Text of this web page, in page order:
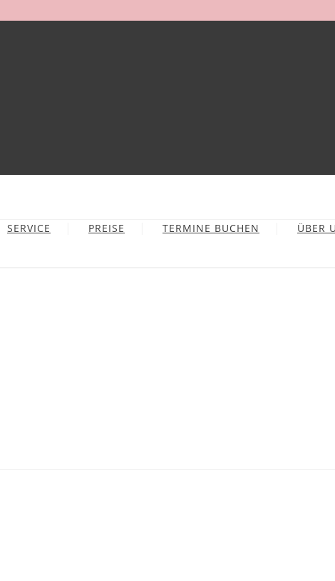
SERVICE PREISE TERMINE BUCHEN ÜBER